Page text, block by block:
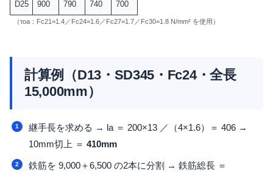
D25 900 790 740 700
（τoa：Fc21=1.4／Fc24=1.6／Fc27=1.7／Fc30=1.8 N/mm² を使用）
計算例（D13・SD345・Fc24・全長
15,000mm）
継手長を求める → la ＝ 200×13 ／（4×1.6）＝ 406 →
10mm切上 ＝ 410mm
鉄筋を 9,000＋6,500 の2本に分割 → 鉄筋総長 ＝